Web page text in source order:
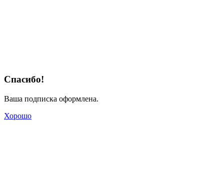
Спасибо!
Ваша подписка оформлена.
Хорошо